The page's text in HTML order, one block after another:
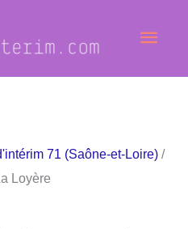
71 (Saône-et-Loire) /
Loyère